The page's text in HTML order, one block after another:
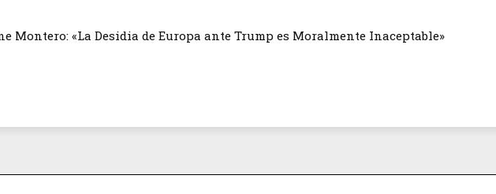
Montero: «La Desidia de Europa ante Trump es Moralmente Inaceptable»